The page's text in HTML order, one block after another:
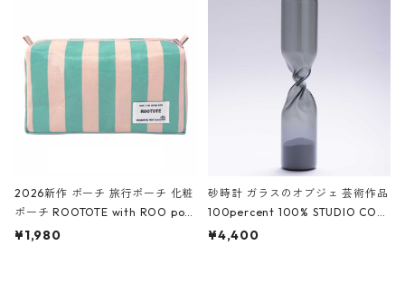
ーガンディー、オフホワイト
2026新作 ポーチ 旅行ポーチ 化粧
ポーチ ROOTOTE with ROO pou
ch 3532 ルートート WR.ポーチ.ラ
¥1,980
砂時計 ガラスのオブジェ 芸術作品
100percent 100% STUDIO COH
AKU Timeless 100パーセント ス
¥4,400